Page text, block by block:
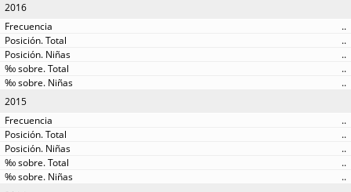
2016
..
..
..
..
..
2015
..
..
..
..
..